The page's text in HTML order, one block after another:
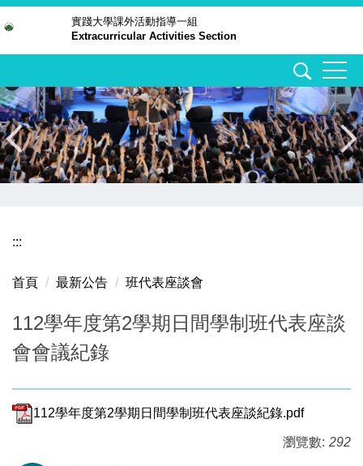
主
內
容
區
實踐大學課外活動指導一組
Extracurricular Activities Section
:::
首頁 最新公告 班代表座談會
112學年度第2學期日間學制班代表座談
會會議紀錄
112學年度第2學期日間學制班代表座談紀錄.pdf
瀏覽數: 292